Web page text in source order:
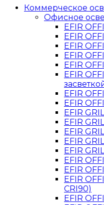
Коммерческое
Офисное
EFIR
EFIR
EFIR
EFIR
EFIR
EFIR
EFIR
EFIR
EFIR
EFIR
EFIR
EFIR
EFIR
EFIR
EFIR
EFIR
CRI90)
EFIR